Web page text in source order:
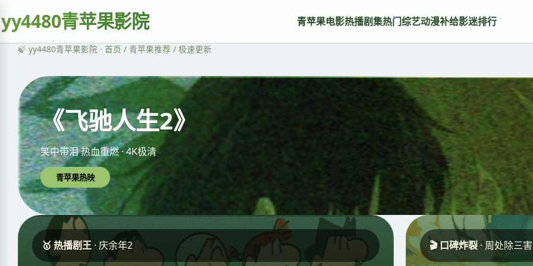
yy4480青苹果影院 青苹果电影热播剧集热门综艺动漫补给影迷排行
🍃 yy4480青苹果影院 · 首页 / 青苹果推荐 / 极速更新
《飞驰人生2》
笑中带泪 热血重燃 · 4K极清
青苹果热映
🥇 热播剧王 · 庆余年2 🎬 口碑炸裂 · 周处除三害